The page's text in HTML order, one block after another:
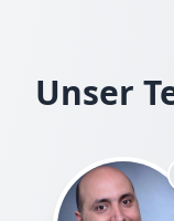
Unser
Eulalia